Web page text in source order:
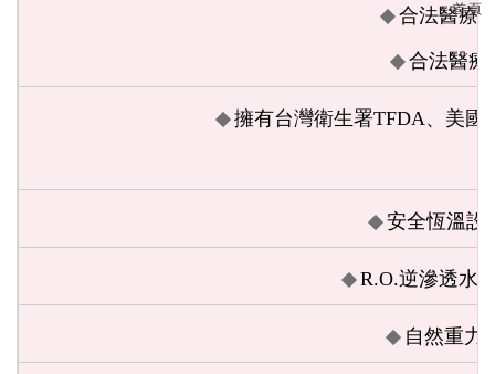
首頁
合法醫療
合法醫療
擁有台灣衛生署TFDA、美國
安全恆溫設
R.O.逆滲透水
自然重力